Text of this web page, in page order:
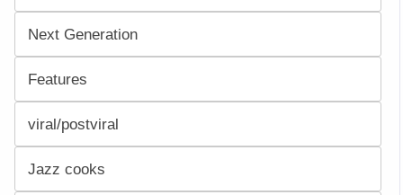
Next Generation
Features
viral/postviral
Jazz cooks